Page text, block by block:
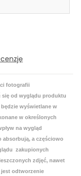
fotografii
się od wyglądu produktu
wyświetlane w
w określonych
na wygląd
a częściowo
zakupionych
zdjęć, nawet
odtworzenie